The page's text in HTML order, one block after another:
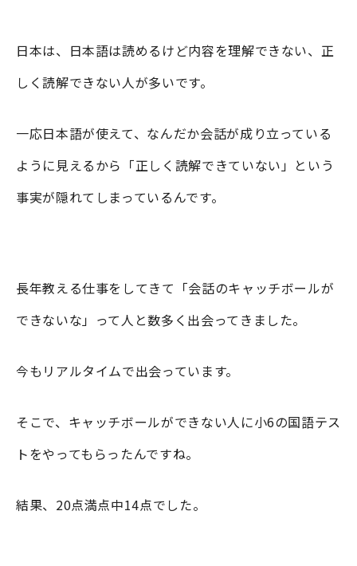
日本は、日本語は読めるけど内容を理解できない、正
しく読解できない人が多いです。
一応日本語が使えて、なんだか会話が成り立っている
ように見えるから「正しく読解できていない」という
事実が隠れてしまっているんです。
長年教える仕事をしてきて「会話のキャッチボールが
できないな」って人と数多く出会ってきました。
今もリアルタイムで出会っています。
そこで、キャッチボールができない人に小6の国語テス
トをやってもらったんですね。
結果、20点満点中14点でした。